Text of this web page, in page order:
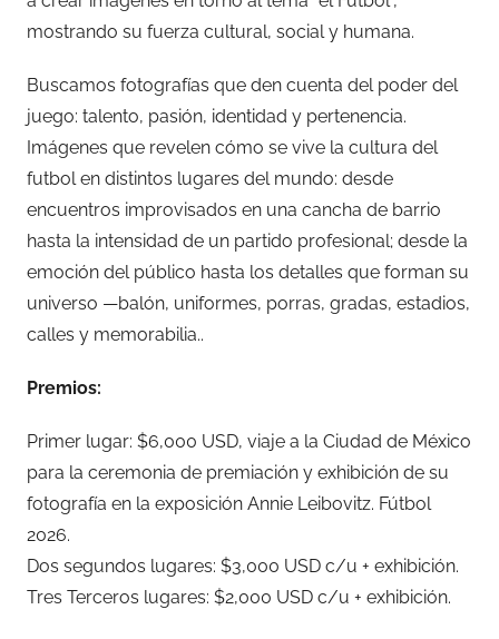
mostrando su fuerza cultural, social y humana.
Buscamos fotografías que den cuenta del poder del
juego: talento, pasión, identidad y pertenencia.
Imágenes que revelen cómo se vive la cultura del
futbol en distintos lugares del mundo: desde
encuentros improvisados en una cancha de barrio
hasta la intensidad de un partido profesional; desde la
emoción del público hasta los detalles que forman su
universo —balón, uniformes, porras, gradas, estadios,
calles y memorabilia..
Premios:
Primer lugar: $6,000 USD, viaje a la Ciudad de México
para la ceremonia de premiación y exhibición de su
fotografía en la exposición Annie Leibovitz. Fútbol
2026.
Dos segundos lugares: $3,000 USD c/u + exhibición.
Tres Terceros lugares: $2,000 USD c/u + exhibición.